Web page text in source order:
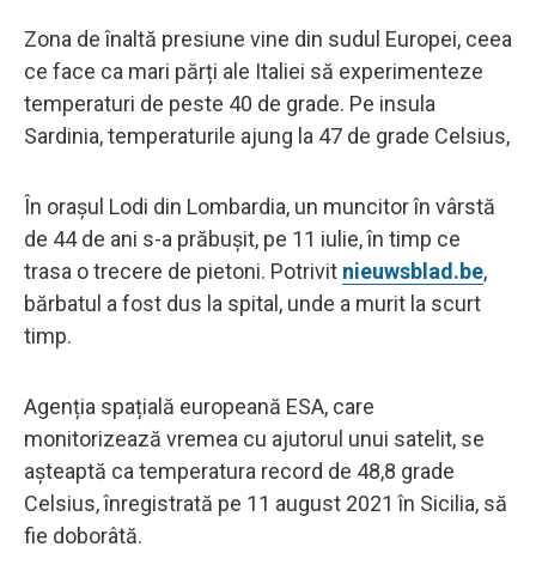
Zona de înaltă presiune vine din sudul Europei, ceea
ce face ca mari părți ale Italiei să experimenteze
temperaturi de peste 40 de grade. Pe insula
Sardinia, temperaturile ajung la 47 de grade Celsius,
În orașul Lodi din Lombardia, un muncitor în vârstă
de 44 de ani s-a prăbușit, pe 11 iulie, în timp ce
trasa o trecere de pietoni. Potrivit nieuwsblad.be,
bărbatul a fost dus la spital, unde a murit la scurt
timp.
Agenția spațială europeană ESA, care
monitorizează vremea cu ajutorul unui satelit, se
așteaptă ca temperatura record de 48,8 grade
Celsius, înregistrată pe 11 august 2021 în Sicilia, să
fie doborâtă.